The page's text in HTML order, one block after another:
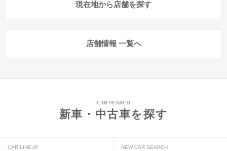
現在地から店舗を探す
店舗情報 一覧へ
CAR SEARCH
新車・中古車を探す
CAR LINEUP NEW CAR SEARCH